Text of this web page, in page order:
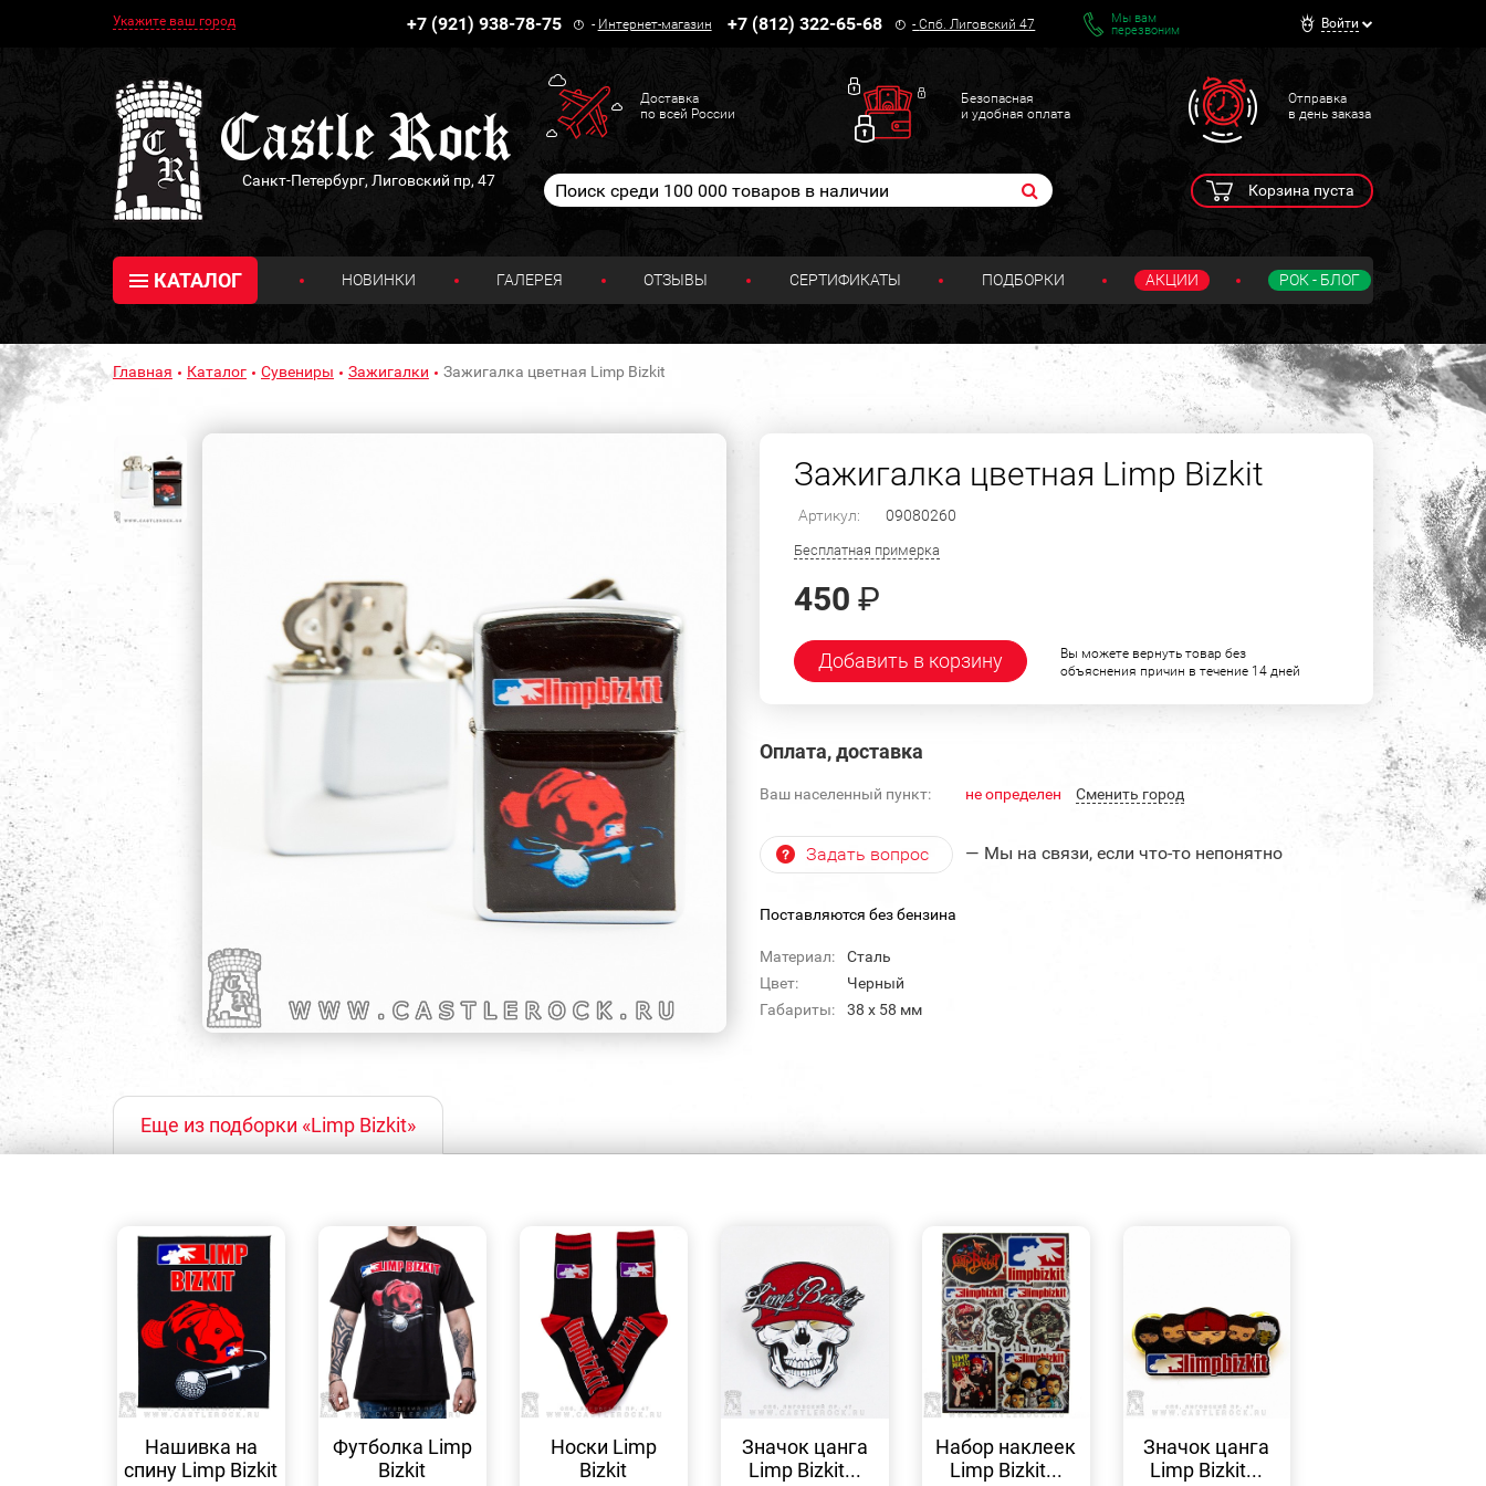
Укажите ваш город +7 (921) 938-78-75 - Интернет-магазин +7 (812) 322-65-68 -Спб. Лиговский 47
Мы вам
перезвоним
Войти
Санкт-Петербург, Лиговский пр, 47
Доставка
по всей России
Безопасная
и удобная оплата
Отправка
в день заказа
Корзина пуста
КАТАЛОГ НОВИНКИ ГАЛЕРЕЯ ОТЗЫВЫ СЕРТИФИКАТЫ ПОДБОРКИ АКЦИИ РОК - БЛОГ
Главная Каталог Сувениры Зажигалки Зажигалка цветная Limp Bizkit
Зажигалка цветная Limp Bizkit
Артикул: 09080260
Бесплатная примерка
450 ₽
Добавить в корзину
Вы можете вернуть товар без
объяснения причин в течение 14 дней
Оплата, доставка
Ваш населенный пункт: не определен Cменить город
Задать вопрос — Мы на связи, если что-то непонятно
Поставляются без бензина
Материал:
Сталь
Цвет:
Черный
Габариты:
38 х 58 мм
Еще из подборки «Limp Bizkit»
Нашивка на
спину Limp Bizkit
ПРОСМОТР
Футболка Limp
Bizkit
ПРОСМОТР
Носки Limp
Bizkit
Значок цанга
Limp Bizkit...
Набор наклеек
Limp Bizkit...
Значок цанга
Limp Bizkit...